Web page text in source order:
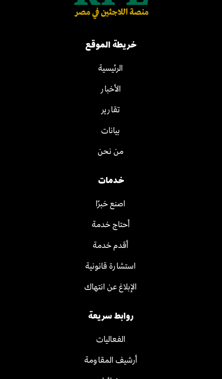
خريطة الموقع
الرئيسية
الأخبار
تقارير
بيانات
من نحن
خدمات
اصنع خبرًا
أحتاج خدمة
أقدم خدمة
استشارة قانونية
الإبلاغ عن انتهاك
روابط سريعة
الفعاليات
أرشيف المقاومة